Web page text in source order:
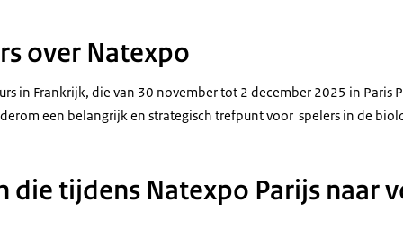
over Natexpo
in Frankrijk, die van 30 november tot 2 december 2025 in Paris
een belangrijk en strategisch trefpunt voor spelers in de
die tijdens Natexpo Parijs naar